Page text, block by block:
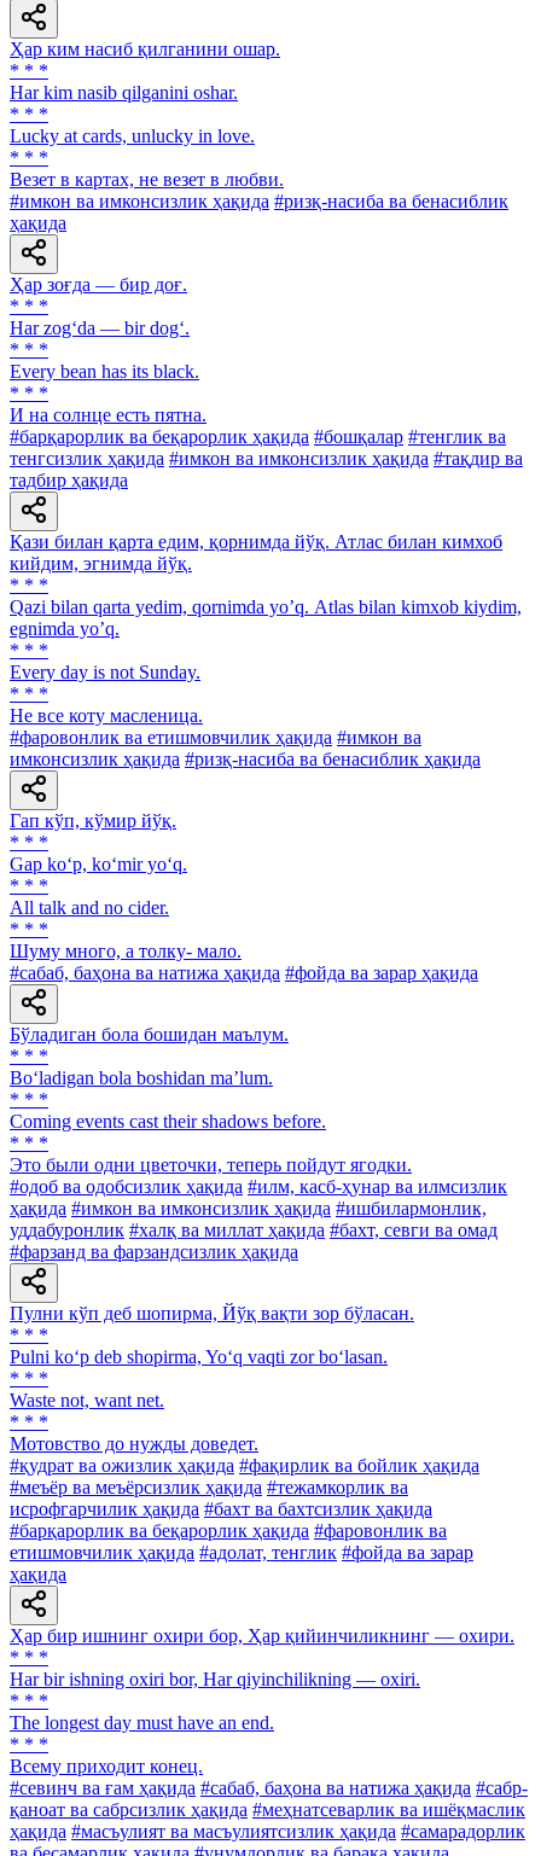
Ҳар ким насиб қилганини ошар.
* * *
Har kim nasib qilganini oshar.
* * *
Lucky at cards, unlucky in love.
* * *
Везет в картах, не везет в любви.
#имкон ва имконсизлик ҳақида #ризқ-насиба ва бенасиблик
ҳақида
Ҳар зоғда — бир доғ.
* * *
Har zog‘da — bir dog‘.
* * *
Every bean has its black.
* * *
И на солнце есть пятна.
#барқарорлик ва беқарорлик ҳақида #бошқалар #тенглик ва
тенгсизлик ҳақида #имкон ва имконсизлик ҳақида #тақдир ва
тадбир ҳақида
Қази билан қарта едим, қорнимда йўқ. Атлас билан кимхоб
кийдим, эгнимда йўқ.
* * *
Qazi bilan qarta yedim, qornimda yoʼq. Аtlas bilan kimxob kiydim,
egnimda yoʼq.
* * *
Every day is not Sunday.
* * *
He все коту масленица.
#фаровонлик ва етишмовчилик ҳақида #имкон ва
имконсизлик ҳақида #ризқ-насиба ва бенасиблик ҳақида
Гап кўп, кўмир йўқ.
* * *
Gap ko‘p, ko‘mir yo‘q.
* * *
All talk and no cider.
* * *
Шуму много, а толку- мало.
#сабаб, баҳона ва натижа ҳақида #фойда ва зарар ҳақида
Бўладиган бола бошидан маълум.
* * *
Bo‘ladigan bola boshidan ma’lum.
* * *
Coming events cast their shadows before.
* * *
Это были одни цветочки, теперь пойдут ягодки.
#одоб ва одобсизлик ҳақида #илм, касб-ҳунар ва илмсизлик
ҳақида #имкон ва имконсизлик ҳақида #ишбилармонлик,
уддабуронлик #халқ ва миллат ҳақида #бахт, севги ва омад
#фарзанд ва фарзандсизлик ҳақида
Пулни кўп деб шопирма, Йўқ вақти зор бўласан.
* * *
Pulni ko‘p deb shopirma, Yo‘q vaqti zor bo‘lasan.
* * *
Waste not, want net.
* * *
Мотовство до нужды доведет.
#қудрат ва ожизлик ҳақида #фақирлик ва бойлик ҳақида
#меъёр ва меъёрсизлик ҳақида #тежамкорлик ва
исрофгарчилик ҳақида #бахт ва бахтсизлик ҳақида
#барқарорлик ва беқарорлик ҳақида #фаровонлик ва
етишмовчилик ҳақида #адолат, тенглик #фойда ва зарар
ҳақида
Ҳар бир ишнинг охири бор, Ҳар қийинчиликнинг — охири.
* * *
Har bir ishning oxiri bor, Har qiyinchilikning — oxiri.
* * *
The longest day must have an end.
* * *
Всему приходит конец.
#севинч ва ғам ҳақида #сабаб, баҳона ва натижа ҳақида #сабр-
қаноат ва сабрсизлик ҳақида #меҳнатсеварлик ва ишёқмаслик
ҳақида #масъулият ва масъулиятсизлик ҳақида #самарадорлик